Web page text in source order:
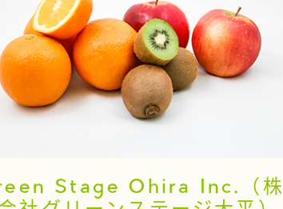
Stage Ohira Inc.（株